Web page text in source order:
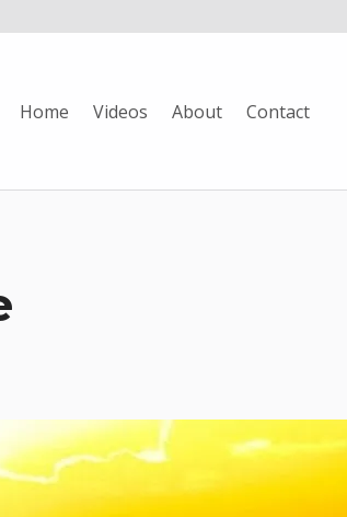
Home Videos About Contact